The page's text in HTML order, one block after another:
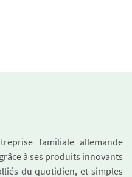
familiale allemande
à ses produits innovants
du quotidien, et simples